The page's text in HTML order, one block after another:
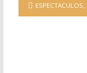
ESPECTACULOS,